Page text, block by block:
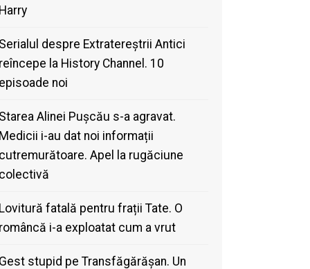
despre Extratereștrii Antici
la History Channel. 10
noi
Alinei Pușcău s-a agravat.
i-au dat noi informații
Apel la rugăciune
fatală pentru frații Tate. O
i-a exploatat cum a vrut
stupid pe Transfăgărășan. Un